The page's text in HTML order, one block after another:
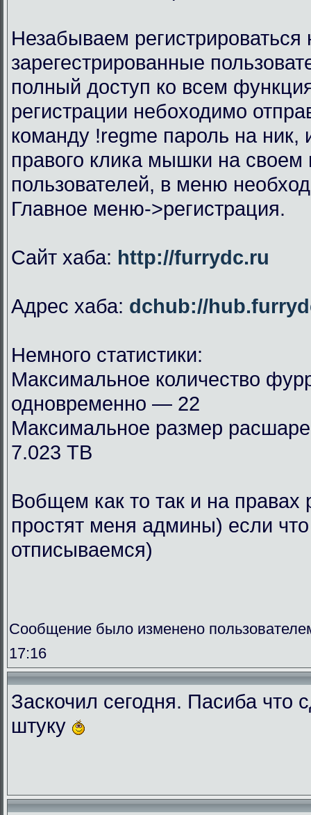
Незабываем регистрироваться
зарегестрированные
полный доступ ко всем
регистрации небоходимо
команду !regme пароль на
правого клика мышки на своем
пользователей, в меню
Главное меню->регистрация.
Сайт хаба: http://furrydc.ru
Адрес хаба: dchub://
Немного статистики:
Максимальное количество
одновременно — 22
Максимальное размер
7.023 TB
Вобщем как то так и на
простят меня админы) если
отписываемся)
Сообщение было изменено
17:16
Заскочил сегодня. Пасиба что
штуку